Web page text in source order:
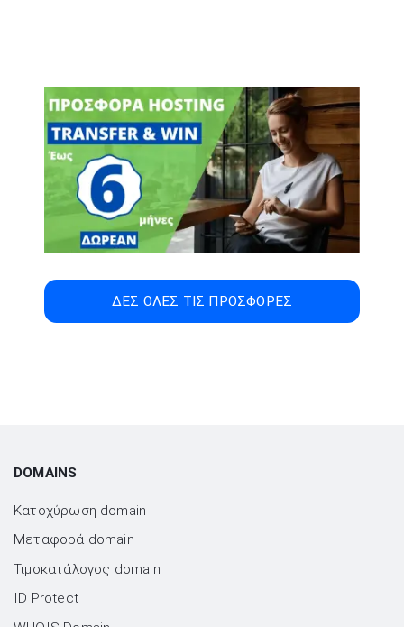
ΔΕΣ ΟΛΕΣ ΤΙΣ ΠΡΟΣΦΟΡΕΣ
DOMAINS
Κατοχύρωση domain
Μεταφορά domain
Τιμοκατάλογος domain
ID Protect